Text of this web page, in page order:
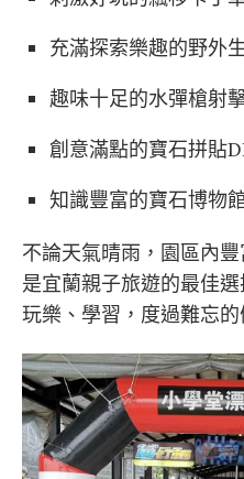
充滿探索樂趣的野外
趣味十足的水彈槍射
創意滿點的寶石拼貼
知識豐富的寶石博物
不論天氣晴雨，園區內
是宜蘭親子旅遊的最佳
玩樂、學習，度過難忘的